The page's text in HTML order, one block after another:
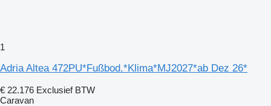
1
Adria Altea 472PU*Fußbod.*Klima*MJ2027*ab Dez 26*
€ 22.176 Exclusief BTW
Caravan